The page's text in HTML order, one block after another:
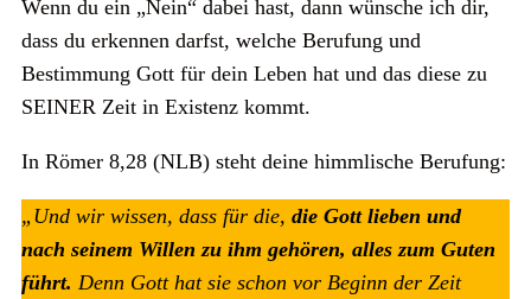
Wenn du ein „Nein“ dabei hast, dann wünsche ich dir,
dass du erkennen darfst, welche Berufung und
Bestimmung Gott für dein Leben hat und das diese zu
SEINER Zeit in Existenz kommt.
In Römer 8,28 (NLB) steht deine himmlische Berufung:
„Und wir wissen, dass für die, die Gott lieben und
nach seinem Willen zu ihm gehören, alles zum Guten
führt. Denn Gott hat sie schon vor Beginn der Zeit